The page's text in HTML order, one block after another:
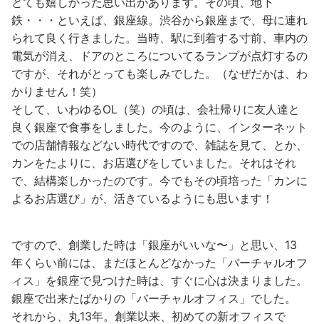
鉄・・・といえば、銀座線。渋谷から銀座まで、母に連れ
られて良く行きました。当時、駅に到着する寸前、車内の
電気が消え、ドアのところについてるランプが点灯するの
ですが、それがとっても楽しみでした。（なぜだかは、わ
かりません！笑）
そして、いわゆるOL（笑）の頃は、会社帰りに友人達と
良く銀座で食事をしました。今のように、インターネット
での店舗情報などない時代ですので、雑誌を見て、とか、
カンをたよりに、お店選びをしていました。それはそれ
で、結構楽しかったのです。今でもその頃培った「カンに
よるお店選び」が、活きているようにも思います！
ですので、創業した時は「銀座がいいな〜」と思い、13
年くらい前には、まだほとんどなかった「バーチャルオフ
ィス」を銀座で見つけた時は、すぐに心は決まりました。
銀座で出来たばかりの「バーチャルオフィス」でした。
それから、丸13年。創業以来、初めての新オフィスで